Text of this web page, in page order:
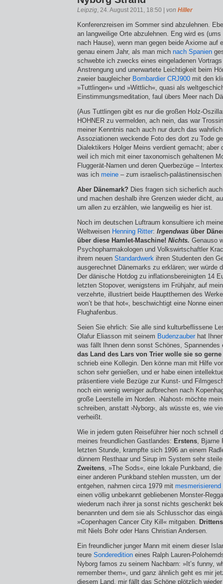
Leipzig, 24. August 2011, 18:50 | von Hiller
Konferenzreisen im Sommer sind abzulehnen.
an langweilige Orte abzulehnen. Eng wird es
nach Hause), wenn man gegen beide Axiome auf
genau einem Jahr, als man mich nach Spanien
schwebte ich zwecks eines eingeladenen
Anstrengung und unerwartete Leichtigkeit beim
zweier baugleicher Bombardier CRJ900 mit den
»Tuttlingen« und »Wittlich«, quasi als
Einstimmungsmeditation, faul übers Meer nach
(Aus Tuttlingen gibt es nur die großen Holz-
HOHNER zu vermelden, ach nein, das war
meiner Kenntnis nach auch nur durch das
Assoziationen weckende Foto des dort zu Tode
Dialektikers Holger Meins verdient gemacht;
weil ich mich mit einer taxonomisch gehaltenen
Fluggerät-Namen und deren Querbezüge –
was ich meine – zum israelisch-
Aber Dänemark? Dies fragen sich sicherlich
und machen deshalb ihre Grenzen wieder dicht,
um allen zu erzählen, wie langweilig es hier ist.
Noch im deutschen Luftraum konsultiere ich
Weltweisen Henning Ritter: Irgendwas über
über diese Hamlet-Maschine! Nichts. Genauso
Psychopharmakologen und Volkswirtschaftler
ihrem neuen Standardwerk ihren Studenten den
ausgerechnet Dänemarks zu erklären; wer würde
Der dänische Hotdog zu inflationsbereinigten 14
letzten Stopover, wenigstens im Frühjahr, auf
verzehrte, illustriert beide Hauptthemen des
won’t be that hot«, beschwichtigt eine Nonne
Flug­hafenbus.
Seien Sie ehrlich: Sie alle sind kulturbeflissene
Olafur Eliasson mit seinem Budenzauber hat
was fällt Ihnen denn sonst Schönes,
das Land des Lars von Trier wolle sie so
schrieb eine Kollegin. Den könne man mit Hilfe
schon sehr genießen, und er habe einen
präsentiere viele Bezüge zur Kunst- und
noch ein wenig weniger aufbrechen nach
große Leerstelle im Norden. ›Nahost‹ möchte
schreiben, anstatt ›Nyborg‹, als wüsste es, wie
verheißt.
Wie in jedem guten Reiseführer hier noch schnell
meines freundlichen Gastlandes: Erstens, Bjarne
letzten Stunde, krampfte sich 1996 an einem
dünnem Resthaar und Sirup im System sehr
Zweitens, »The Sods«, eine lokale Punk­band,
einer anderen Punkband stehlen mussten, um
entgehen, nahmen circa 1979 mit
einen völlig unbekannt gebliebenen Monster-
wiederum nach ihrer ja sonst nichts geschenkt
benannten und dem sie als Schlusschor das
»Copenhagen Cancer City Kill« mitgaben. Drittens
mit Niels Bohr oder Hans Christian Andersen.
Ein freundlicher junger Mann mit einem dieser
teure Sonderedition eines Ralph Lauren-
Nyborg famos zu seinem Nachbarn: »It’s funny,
remember them«, und ganz ähnlich geht es mir
diesem Land, mir fällt das Schöne plötzlich